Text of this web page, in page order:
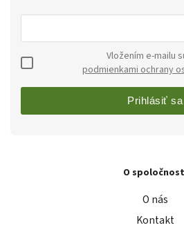
podmienkami ochrany
Prihlásiť sa
O
O nás
Kontakt